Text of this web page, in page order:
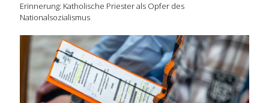
Erinnerung: Katholische Priester als Opfer des
Nationalsozialismus